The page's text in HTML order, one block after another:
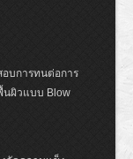
อบการทนต่อการ
นผิวแบบ Blow